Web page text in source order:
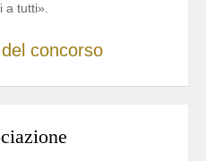
a tutti».
concorso